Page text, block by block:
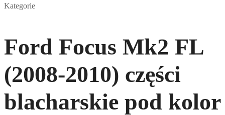
Ford Focus Mk2 FL
(2008-2010) części
blacharskie pod kolor
Kategorie